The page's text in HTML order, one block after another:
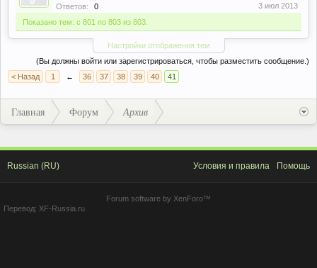
Ответов:
0
3 июл 2013
Показано тем: с 801 по 803 из 803.
Настройки отображения тем
(Вы должны войти или зарегистрироваться, чтобы разместить сообщение.)
< Назад
1 ← 36 37 38 39 40 41
Главная Форум Архив
Russian (RU) Условия и правила Помощь
Forum software by XenForo™
Перевод: XF-Russia.ru